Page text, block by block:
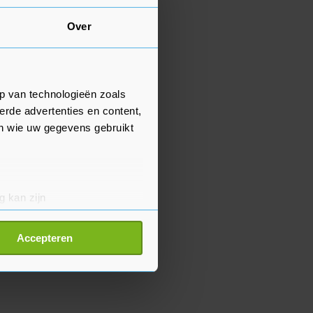
Over
van technologieën zoals
advertenties en content,
wie uw gegevens gebruikt
kan zijn
detailgedeelte
Accepteren